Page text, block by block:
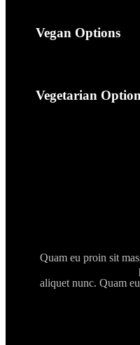
Vegan Options
Vegetarian
Quam eu proin sit
aliquet nunc. Quam